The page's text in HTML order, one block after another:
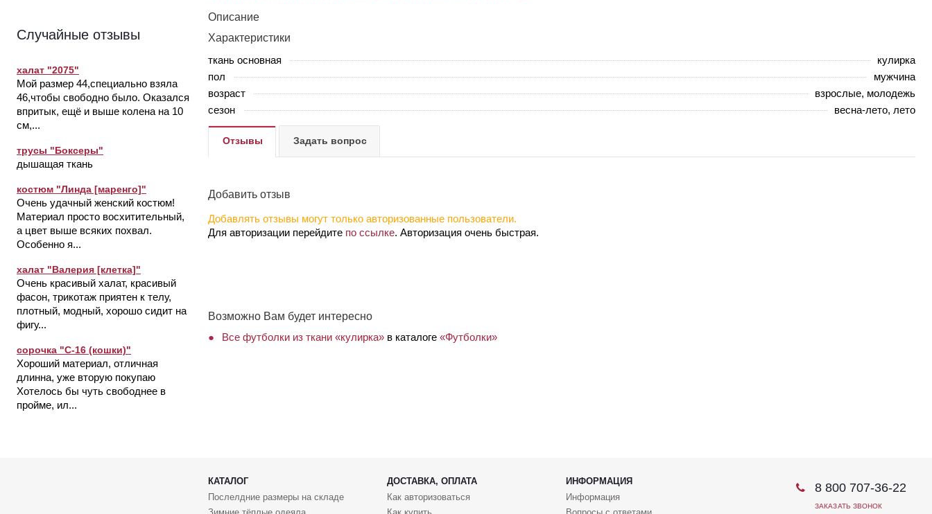
Случайные отзывы
халат "2075"
Мой размер 44,специально взяла
46,чтобы свободно было. Оказался
впритык, ещё и выше колена на 10
см,...
трусы "Боксеры"
дышащая ткань
костюм "Линда [маренго]"
Очень удачный женский костюм!
Материал просто восхитительный,
а цвет выше всяких похвал.
Особенно я...
халат "Валерия [клетка]"
Очень красивый халат, красивый
фасон, трикотаж приятен к телу,
плотный, модный, хорошо сидит на
фигу...
сорочка "С-16 (кошки)"
Хороший материал, отличная
длинна, уже вторую покупаю
Хотелось бы чуть свободнее в
пройме, ил...
Описание
Характеристики
ткань основная
кулирка
пол
мужчина
возраст
взрослые, молодежь
сезон
весна-лето, лето
Отзывы Задать вопрос
Добавить отзыв
Добавлять отзывы могут только авторизованные пользователи.
Для авторизации перейдите по ссылке. Авторизация очень быстрая.
Возможно Вам будет интересно
Все футболки из ткани «кулирка» в каталоге «Футболки»
КАТАЛОГ ДОСТАВКА, ОПЛАТА
ИНФОРМАЦИЯ
Послелдние размеры на складе
Как авторизоваться
Информация
8 800 707-36-22
ЗАКАЗАТЬ ЗВОНОК